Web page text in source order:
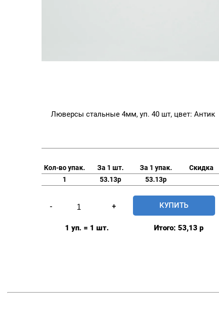
Люверсы стальные 4мм, уп. 40 шт, цвет: Антик
Кол-во упак. За 1 шт. За 1 упак.
Скидка
1
53.13р 53.13р
-
товара
Люверсы
цвет:
+ КУПИТЬ
1 уп. = 1 шт. Итого: 53,13 р